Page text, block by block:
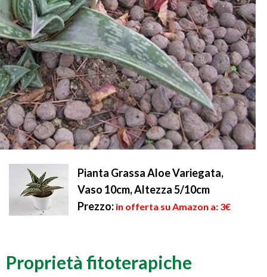
Pianta Grassa Aloe Variegata,
Vaso 10cm, Altezza 5/10cm
Prezzo: in offerta su Amazon a: 3€
Proprietà fitoterapiche